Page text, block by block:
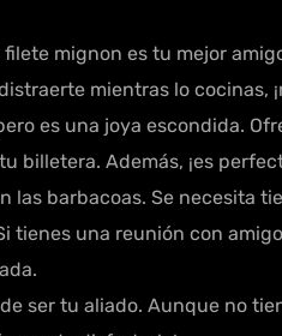
mignon es tu mejor
mientras lo cocinas,
es una joya escondida.
billetera. Además, ¡es
las barbacoas. Se necesita
tienes una reunión con
ser tu aliado. Aunque no